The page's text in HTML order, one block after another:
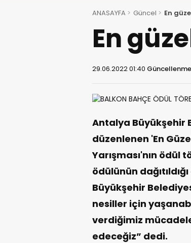
ANASAYFA Güncel En
En
29.06.2022 01:40
Antalya Büyükşehir
düzenlenen 'En
Yarışması'nın
ödülünün
Büyükşehir
nesiller için
verdiğimiz
edeceğiz” dedi.